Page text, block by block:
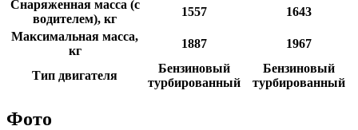
Снаряженная масса (с
водителем), кг
1557
1643
Максимальная масса,
кг
1887 1967
Тип двигателя
Бензиновый
турбированный
Бензиновый
турбированный
Фото